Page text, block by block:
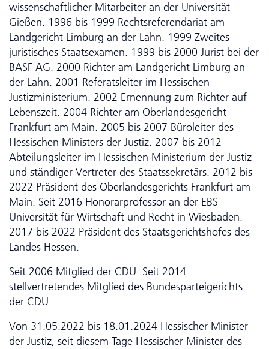
wissenschaftlicher Mitarbeiter an der Universität
Gießen. 1996 bis 1999 Rechtsreferendariat am
Landgericht Limburg an der Lahn. 1999 Zweites
juristisches Staatsexamen. 1999 bis 2000 Jurist bei der
BASF AG. 2000 Richter am Landgericht Limburg an
der Lahn. 2001 Referatsleiter im Hessischen
Justizministerium. 2002 Ernennung zum Richter auf
Lebenszeit. 2004 Richter am Oberlandesgericht
Frankfurt am Main. 2005 bis 2007 Büroleiter des
Hessischen Ministers der Justiz. 2007 bis 2012
Abteilungsleiter im Hessischen Ministerium der Justiz
und ständiger Vertreter des Staatssekretärs. 2012 bis
2022 Präsident des Oberlandesgerichts Frankfurt am
Main. Seit 2016 Honorarprofessor an der EBS
Universität für Wirtschaft und Recht in Wiesbaden.
2017 bis 2022 Präsident des Staatsgerichtshofes des
Landes Hessen.
Seit 2006 Mitglied der CDU. Seit 2014
stellvertretendes Mitglied des Bundesparteigerichts
der CDU.
Von 31.05.2022 bis 18.01.2024 Hessischer Minister
der Justiz, seit diesem Tage Hessischer Minister des